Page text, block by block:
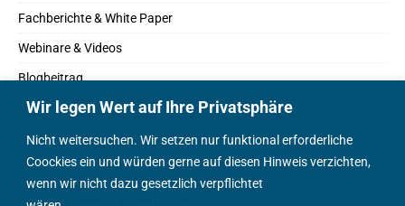
Wir legen Wert auf Ihre Privatsphäre
Nicht weitersuchen. Wir setzen nur funktional erforderliche
Coockies ein und würden gerne auf diesen Hinweis verzichten,
wenn wir nicht dazu gesetzlich verpflichtet
Fachberichte & White Paper
Webinare & Videos
Blogbeitrag
Fachbücher
Marktreport
Podcasts
Positionspapier